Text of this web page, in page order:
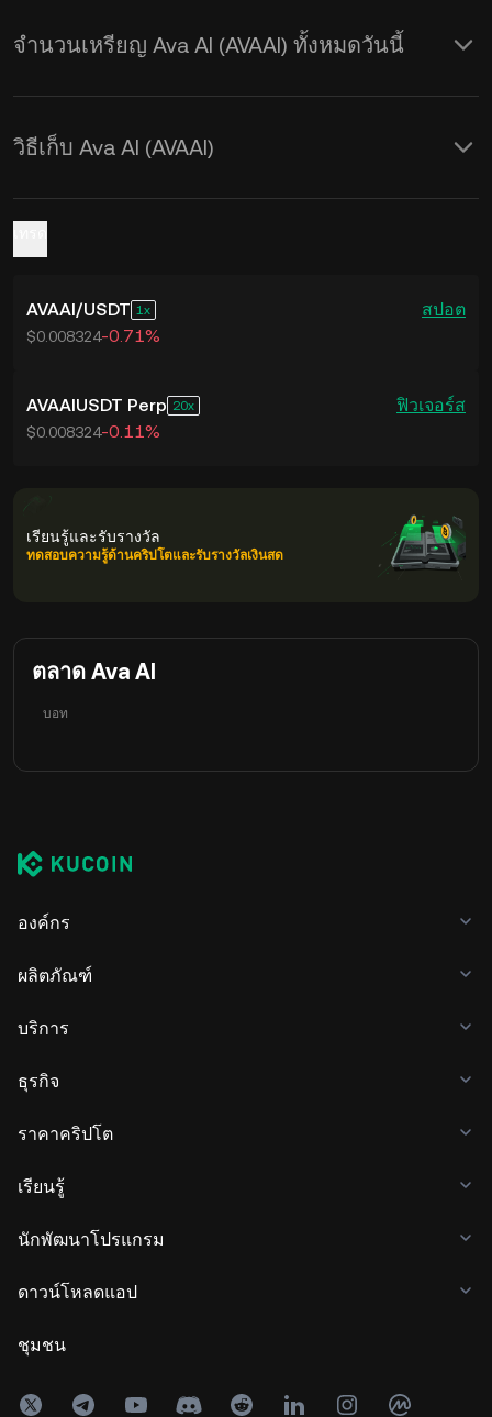
จำนวนเหรียญ Ava AI (AVAAI) ทั้งหมดวันนี้
วิธีเก็บ Ava AI (AVAAI)
AVAAI/USDT 1 สปอต
$0.008324-0.71%
AVAAIUSDT Perp 20 ฟิวเจอร์ส
$0.008324-0.11%
เรียนรู้และรับรางวัล
ทดสอบความรู้ด้านคริปโตและรับรางวัลเงินสด
ตลาด Ava AI
บอท
องค์กร
ผลิตภัณฑ์
บริการ
ธุรกิจ
ราคาคริปโต
เรียนรู้
นักพัฒนาโปรแกรม
ดาวน์โหลดแอป
ชุมชน